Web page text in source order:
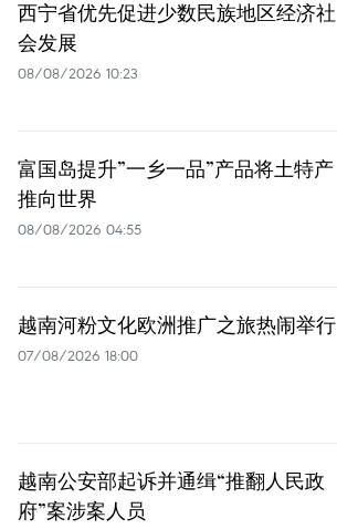
西宁省优先促进少数民族地区经济社
会发展
08/08/2026 10:23
富国岛提升”一乡一品”产品将土特产
推向世界
08/08/2026 04:55
越南河粉文化欧洲推广之旅热闹举行
07/08/2026 18:00
越南公安部起诉并通缉“推翻人民政
府”案涉案人员